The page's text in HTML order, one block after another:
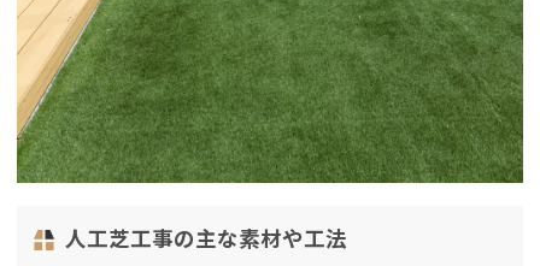
人工芝工事の主な素材や工法